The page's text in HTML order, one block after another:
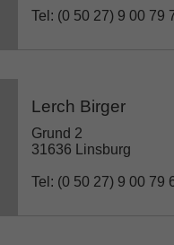
Tel: (0 50 27) 9 00 79
Lerch Birger
Grund 2
31636 Linsburg
Tel: (0 50 27) 9 00 79